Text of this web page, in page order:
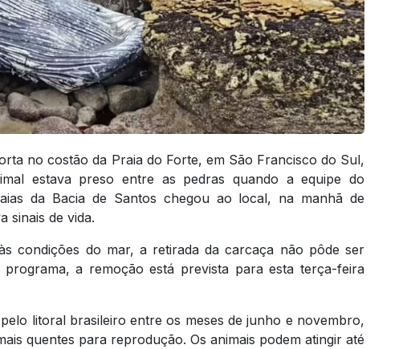
no costão da Praia do Forte, em São Francisco do Sul,
estava preso entre as pedras quando a equipe do
da Bacia de Santos chegou ao local, na manhã de
sinais de vida.
condições do mar, a retirada da carcaça não pôde ser
programa, a remoção está prevista para esta terça-feira
litoral brasileiro entre os meses de junho e novembro,
quentes para reprodução. Os animais podem atingir até